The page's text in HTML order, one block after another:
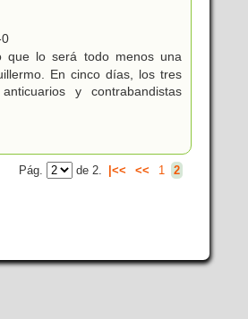
lo será todo menos una
En cinco días, los tres
y contrabandistas
Pág. de 2. |<< << 1 2